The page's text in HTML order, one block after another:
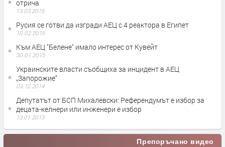
отрича
13.03.2015
Русия се готви да изгради АЕЦ с 4 реактора в Египет
10.02.2015
Към АЕЦ "Белене" имало интерес от Кувейт
30.01.2015
Украинските власти съобщиха за инцидент в АЕЦ
„Запорожие“
03.12.2014
Депутатът от БСП Михалевски: Референдумът е избор за
децата-келнери или инженери е избор
13.01.2013
Препоръчано видео